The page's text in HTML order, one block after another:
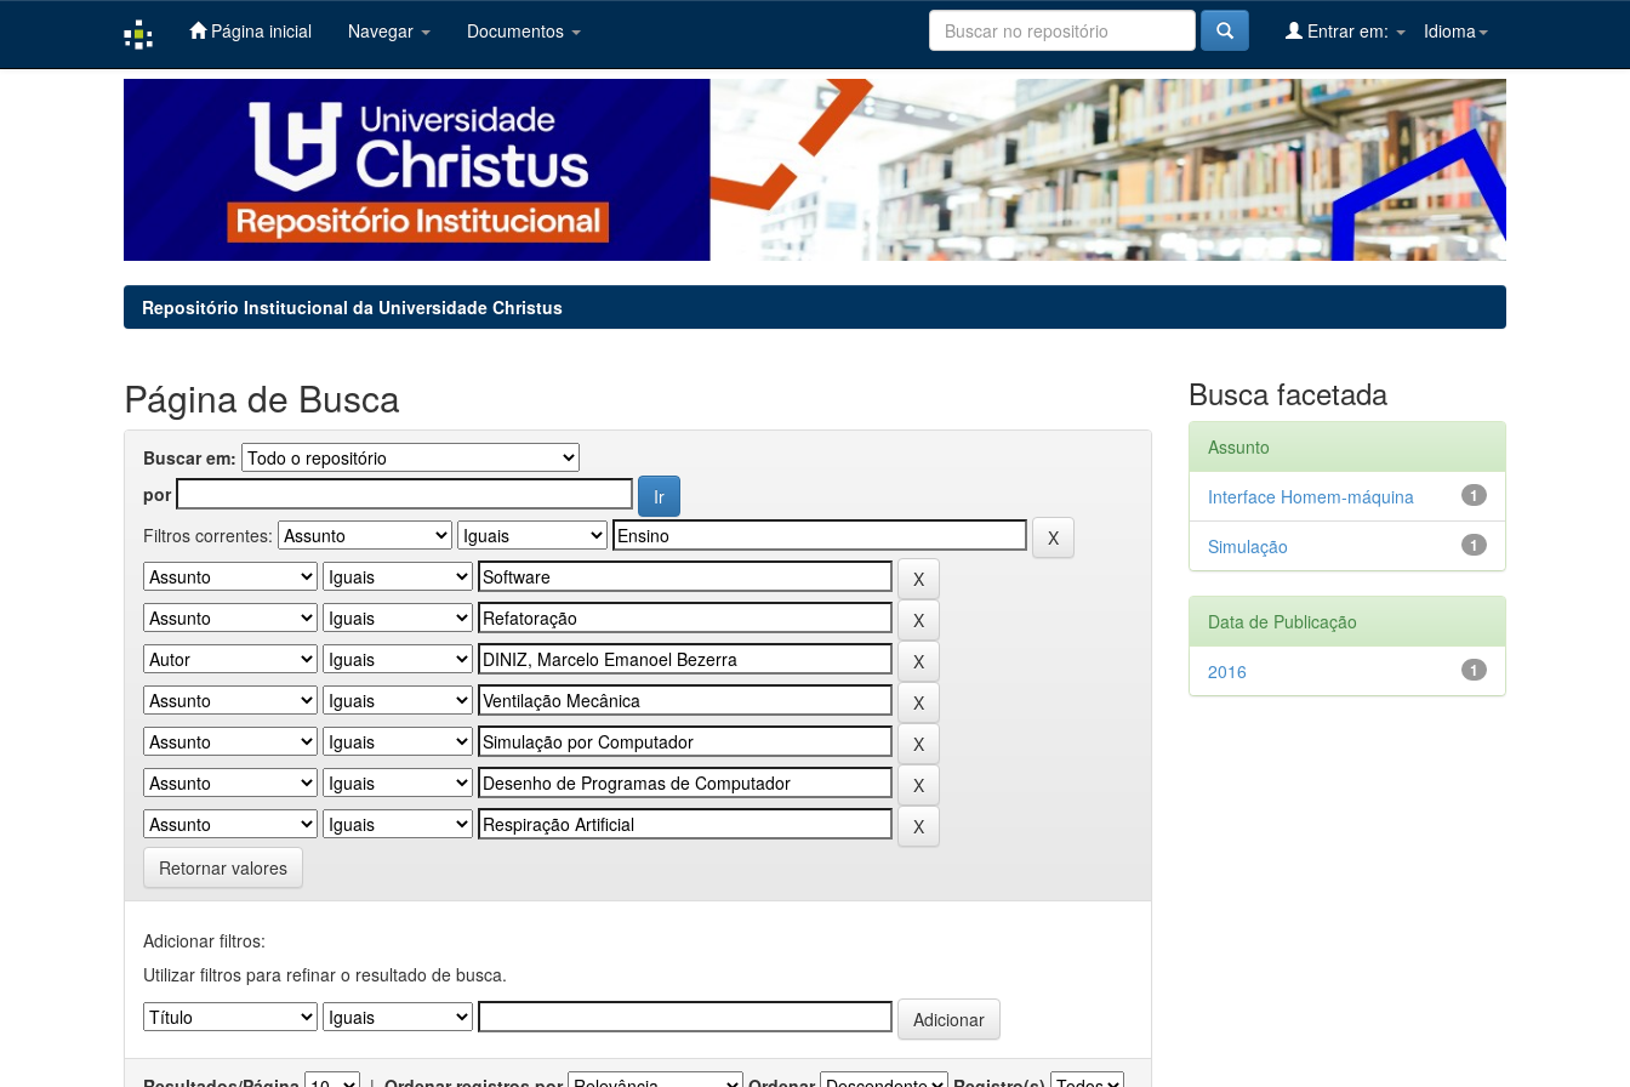
Página inicial Navegar Documentos Idioma
Entrar em:
Repositório Institucional da Universidade Christus
Página de Busca
Buscar em:
por
Filtros correntes:
Retornar valores
Adicionar filtros:
Utilizar filtros para refinar o resultado de busca.
Busca facetada
Assunto
1
Interface Homem-máquina
1
Simulação
Data de Publicação
1
2016